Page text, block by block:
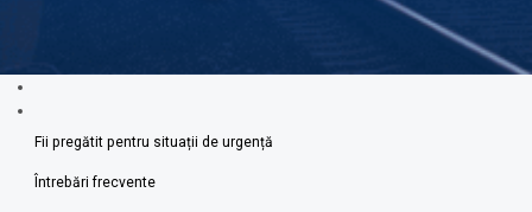
Fii pregătit pentru situații de urgență
Întrebări frecvente